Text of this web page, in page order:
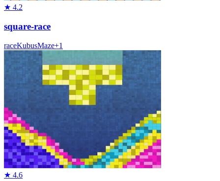
★ 4.2
square-race
raceKubusMaze+1
★ 4.6